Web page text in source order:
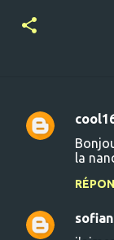
C
e
la